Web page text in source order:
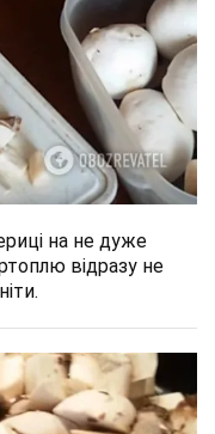
на не дуже
відразу не